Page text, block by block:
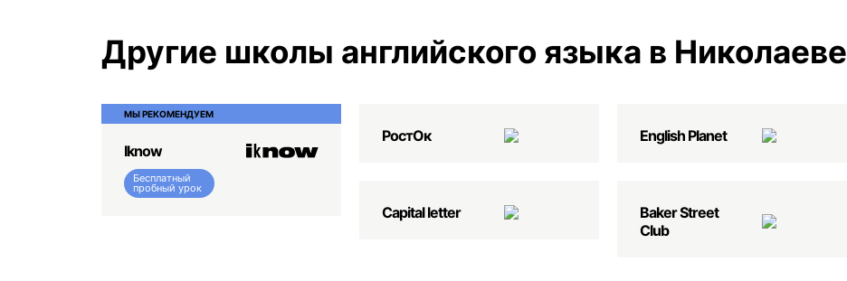
Другие школы английского языка в Николаеве
МЫ РЕКОМЕНДУЕМ
Iknow
Бесплатный
пробный урок
РостОк English Planеt
Capital letter
Baker Street
Club